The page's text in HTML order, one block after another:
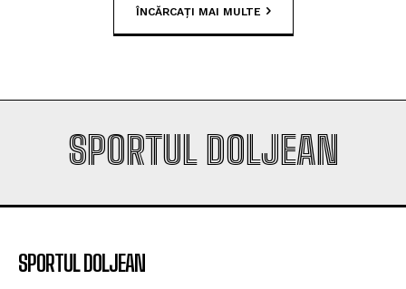
ÎNCĂRCAȚI MAI MULTE
SPORTUL DOLJEAN
SPORTUL DOLJEAN